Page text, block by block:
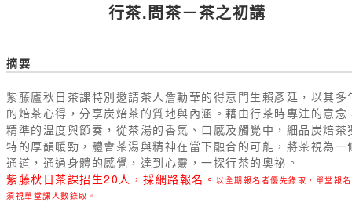
行茶.問茶－茶之初講
摘要
紫藤廬秋日茶課特別邀請茶人詹勳華的得意門生賴彥廷，以其多
的焙茶心得，分享炭焙茶的質地與內涵。藉由行茶時專注的意念
精準的溫度與節奏，從茶湯的香氣、口感及觸覺中，細品炭焙茶
特的厚韻暖勁，體會茶湯與精神在當下融合的可能，將茶視為一
通道，通過身體的感覺，達到心靈，一探行茶的奧祕。
紫藤秋日茶課招生20人，採網路報名。 以全期報名者優先錄取，單堂報
須視單堂課人數錄取。